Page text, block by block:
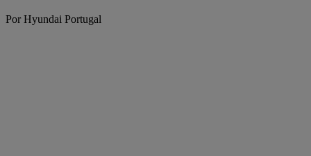
Por Hyundai Portugal